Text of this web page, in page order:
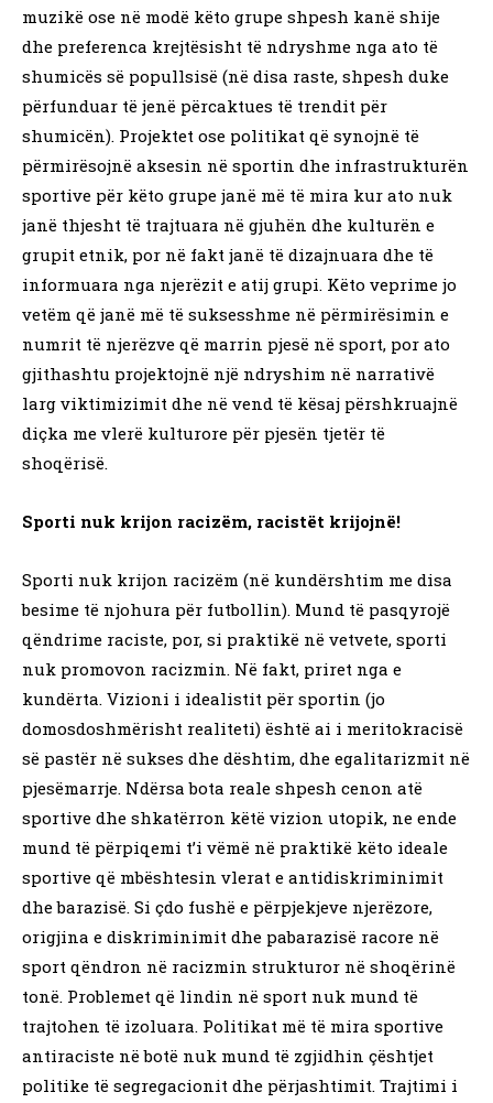
muzikë ose në modë këto grupe shpesh kanë shije
dhe preferenca krejtësisht të ndryshme nga ato të
shumicës së popullsisë (në disa raste, shpesh duke
përfunduar të jenë përcaktues të trendit për
shumicën). Projektet ose politikat që synojnë të
përmirësojnë aksesin në sportin dhe infrastrukturën
sportive për këto grupe janë më të mira kur ato nuk
janë thjesht të trajtuara në gjuhën dhe kulturën e
grupit etnik, por në fakt janë të dizajnuara dhe të
informuara nga njerëzit e atij grupi. Këto veprime jo
vetëm që janë më të suksesshme në përmirësimin e
numrit të njerëzve që marrin pjesë në sport, por ato
gjithashtu projektojnë një ndryshim në narrativë
larg viktimizimit dhe në vend të kësaj përshkruajnë
diçka me vlerë kulturore për pjesën tjetër të
shoqërisë.
Sporti nuk krijon racizëm, racistët krijojnë!
Sporti nuk krijon racizëm (në kundërshtim me disa
besime të njohura për futbollin). Mund të pasqyrojë
qëndrime raciste, por, si praktikë në vetvete, sporti
nuk promovon racizmin. Në fakt, priret nga e
kundërta. Vizioni i idealistit për sportin (jo
domosdoshmërisht realiteti) është ai i meritokracisë
së pastër në sukses dhe dështim, dhe egalitarizmit në
pjesëmarrje. Ndërsa bota reale shpesh cenon atë
sportive dhe shkatërron këtë vizion utopik, ne ende
mund të përpiqemi t’i vëmë në praktikë këto ideale
sportive që mbështesin vlerat e antidiskriminimit
dhe barazisë. Si çdo fushë e përpjekjeve njerëzore,
origjina e diskriminimit dhe pabarazisë racore në
sport qëndron në racizmin strukturor në shoqërinë
tonë. Problemet që lindin në sport nuk mund të
trajtohen të izoluara. Politikat më të mira sportive
antiraciste në botë nuk mund të zgjidhin çështjet
politike të segregacionit dhe përjashtimit. Trajtimi i